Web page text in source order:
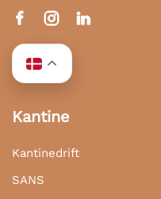
Kantine
Kantinedrift
SANS